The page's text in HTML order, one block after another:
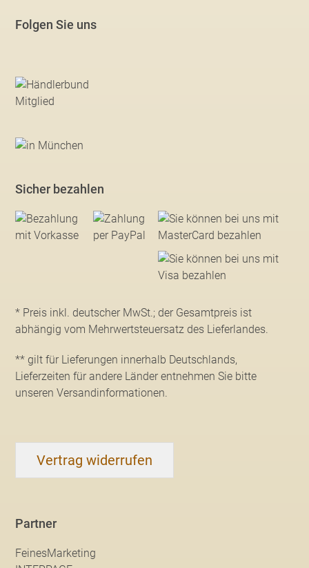
Folgen Sie uns
Sicher bezahlen
* Preis inkl. deutscher MwSt.; der Gesamtpreis ist
abhängig vom Mehrwertsteuersatz des Lieferlandes.
** gilt für Lieferungen innerhalb Deutschlands,
Lieferzeiten für andere Länder entnehmen Sie bitte
unseren Versandinformationen.
Vertrag widerrufen
Partner
FeinesMarketing